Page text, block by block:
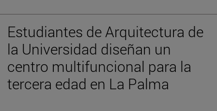
Estudiantes de Arquitectura de
la Universidad diseñan un
centro multifuncional para la
tercera edad en La Palma